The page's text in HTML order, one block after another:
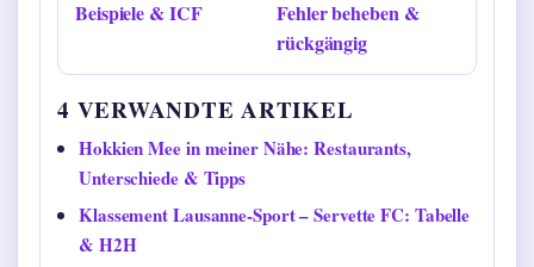
Beispiele & ICF
Fehler beheben &
rückgängig
4 VERWANDTE ARTIKEL
Hokkien Mee in meiner Nähe: Restaurants,
Unterschiede & Tipps
Klassement Lausanne-Sport – Servette FC: Tabelle
& H2H